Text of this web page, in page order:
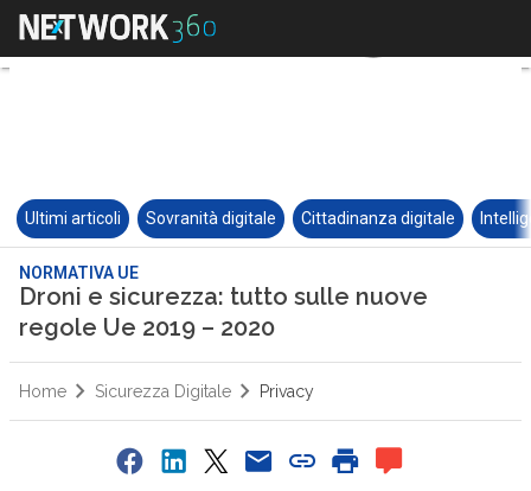
Ultimi articoli Sovranità digitale Cittadinanza digitale
NORMATIVA UE
Droni e sicurezza: tutto sulle nuove
regole Ue 2019 – 2020
Home Sicurezza Digitale Privacy